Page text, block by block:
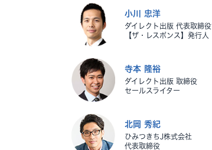
小川 忠洋
ダイレクト出版 代表取締役
【ザ・レスポンス】発行人
寺本 隆裕
ダイレクト出版 取締役
セールスライター
北岡 秀紀
ひみつきちJ株式会社
代表取締役